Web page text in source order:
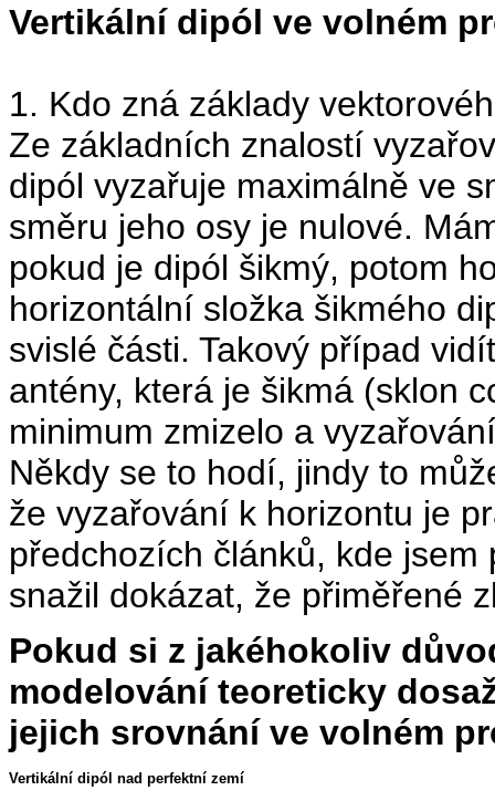
Vertikální dipól ve volném
1. Kdo zná základy
Ze základních znalostí
dipól vyzařuje maximálně ve
směru jeho osy je nulové.
pokud je dipól šikmý, potom
horizontální složka šikmého
svislé části. Takový případ
antény, která je šikmá (sklon
minimum zmizelo a
Někdy se to hodí, jindy to
že vyzařování k horizontu je
předchozích článků, kde
snažil dokázat, že přiměřené
Pokud si z jakéhokoliv
modelování teoreticky
jejich srovnání ve volném
Vertikální dipól nad perfektní zemí